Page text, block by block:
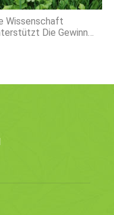
Wissenschaft
Die Gewinne